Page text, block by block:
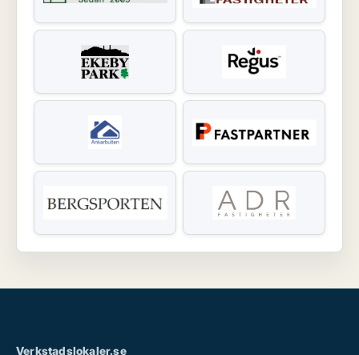
Verkstadslokaler.se